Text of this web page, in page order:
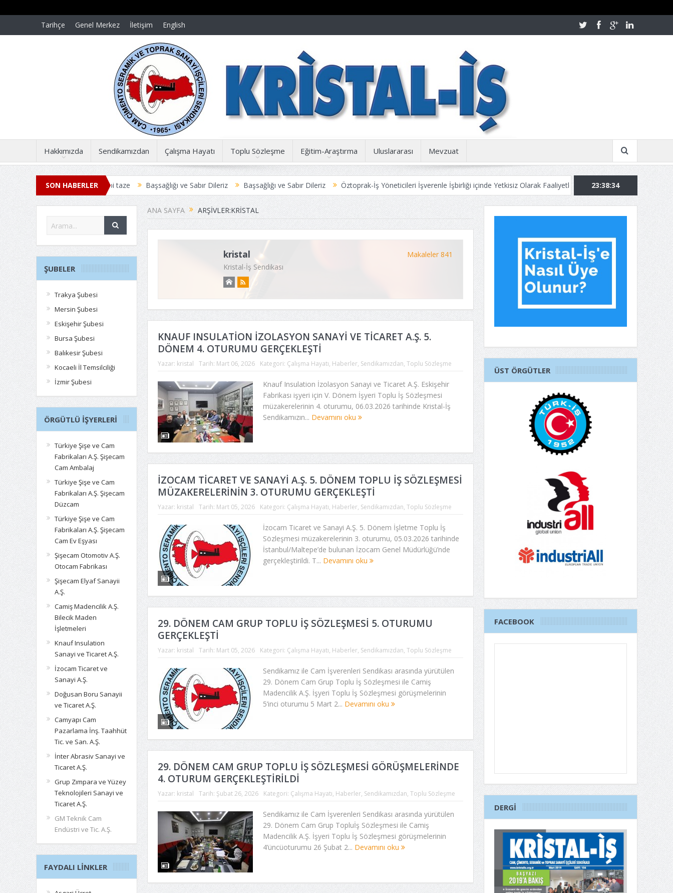
Tarihçe Genel Merkez İletişim English
Hakkımızda Sendikamızdan Çalışma Hayatı Toplu Sözleşme Eğitim-Araştırma Uluslararası Mevzuat
SON HABERLER
acılar dün gibi taze Başsağlığı ve Sabır Dileriz Başsağlığı ve Sabır Dileriz Öztoprak-İş Yöneticileri İşverenle İşbirliği içinde Yetkisiz Olarak Faaliyetlerine Devam Ediyor!
Kurban
TOPLU İŞ SÖZLEŞMESİ ANLAŞMAYLA SONUÇLANDI
Üyelerimize Duyuru
23:38:35
ANA SAYFA ARŞIVLER:KRISTAL
kristal
Makaleler 841
Kristal-İş Sendikası
KNAUF INSULATİON İZOLASYON SANAYİ VE TİCARET A.Ş. 5.
DÖNEM 4. OTURUMU GERÇEKLEŞTİ
Yazar: kristal Tarih: Mart 06, 2026 Kategori: Çalışma Hayatı, Haberler, Sendikamızdan, Toplu Sözleşme
Knauf Insulation İzolasyon Sanayi ve Ticaret A.Ş. Eskişehir
Fabrikası işyeri için V. Dönem İşyeri Toplu İş Sözleşmesi
müzakerelerinin 4. oturumu, 06.03.2026 tarihinde Kristal-İş
Sendikamızın... Devamını oku
İZOCAM TİCARET VE SANAYİ A.Ş. 5. DÖNEM TOPLU İŞ SÖZLEŞMESİ
MÜZAKERELERİNİN 3. OTURUMU GERÇEKLEŞTİ
Yazar: kristal Tarih: Mart 05, 2026 Kategori: Çalışma Hayatı, Haberler, Sendikamızdan, Toplu Sözleşme
İzocam Ticaret ve Sanayi A.Ş. 5. Dönem İşletme Toplu İş
Sözleşmesi müzakerelerinin 3. oturumu, 05.03.2026 tarihinde
İstanbul/Maltepe’de bulunan İzocam Genel Müdürlüğü’nde
gerçekleştirildi. T... Devamını oku
29. DÖNEM CAM GRUP TOPLU İŞ SÖZLEŞMESİ 5. OTURUMU
GERÇEKLEŞTİ
Yazar: kristal Tarih: Mart 05, 2026 Kategori: Çalışma Hayatı, Haberler, Sendikamızdan, Toplu Sözleşme
Sendikamız ile Cam İşverenleri Sendikası arasında yürütülen
29. Dönem Cam Grup Toplu İş Sözleşmesi ile Camiş
Madencilik A.Ş. İşyeri Toplu İş Sözleşmesi görüşmelerinin
5’inci oturumu 5 Mart 2... Devamını oku
29. DÖNEM CAM GRUP TOPLU İŞ SÖZLEŞMESİ GÖRÜŞMELERİNDE
4. OTURUM GERÇEKLEŞTİRİLDİ
Yazar: kristal Tarih: Şubat 26, 2026 Kategori: Çalışma Hayatı, Haberler, Sendikamızdan, Toplu Sözleşme
Sendikamız ile Cam İşverenleri Sendikası arasında yürütülen
29. Dönem Cam Grup Topluİş Sözleşmesi ile Camiş
Madencilik A.Ş. İşyeri Toplu İş Sözleşmesi görüşmelerinin
4’üncüoturumu 26 Şubat 2... Devamını oku
ŞUBELER
Trakya Şubesi
Mersin Şubesi
Eskişehir Şubesi
Bursa Şubesi
Balıkesir Şubesi
Kocaeli İl Temsilciliği
İzmir Şubesi
ÖRGÜTLÜ İŞYERLERI
Türkiye Şişe ve Cam
Fabrikaları A.Ş. Şişecam
Cam Ambalaj
Türkiye Şişe ve Cam
Fabrikaları A.Ş. Şişecam
Düzcam
Türkiye Şişe ve Cam
Fabrikaları A.Ş. Şişecam
Cam Ev Eşyası
Şişecam Otomotiv A.Ş.
Otocam Fabrikası
Şişecam Elyaf Sanayii
A.Ş.
Camiş Madencilik A.Ş.
Bilecik Maden
İşletmeleri
Knauf Insulation
Sanayi ve Ticaret A.Ş.
İzocam Ticaret ve
Sanayi A.Ş.
Doğusan Boru Sanayii
ve Ticaret A.Ş.
Camyapı Cam
Pazarlama İnş. Taahhüt
Tic. ve San. A.Ş.
İnter Abrasiv Sanayi ve
Ticaret A.Ş.
Grup Zımpara ve Yüzey
Teknolojileri Sanayi ve
Ticaret A.Ş.
GM Teknik Cam
Endüstri ve Tic. A.Ş.
FAYDALI LINKLER
ÜST ÖRGÜTLER
FACEBOOK
DERGI